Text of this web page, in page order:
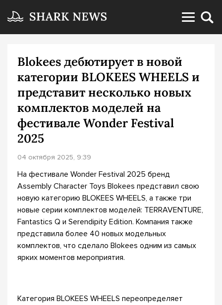
Blokees дебютирует в новой
категории BLOKEES WHEELS и
представит несколько новых
комплектов моделей на
фестивале Wonder Festival
2025
04 октября 2025, 9:39
На фестивале Wonder Festival 2025 бренд
Assembly Character Toys Blokees представил свою
новую категорию BLOKEES WHEELS, а также три
новые серии комплектов моделей: TERRAVENTURE,
Fantastics Q и Serendipity Edition. Компания также
представила более 40 новых модельных
комплектов, что сделало Blokees одним из самых
ярких моментов мероприятия.
Категория BLOKEES WHEELS переопределяет